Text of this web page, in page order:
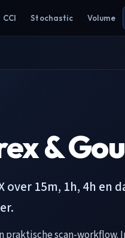
CCI Stochastic Volume
&
over 15m, 1h, 4h en
praktische scan-workflow.